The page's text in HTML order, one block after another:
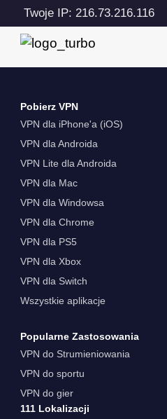
Twoje IP: 216.73.216.116
Pobierz VPN
VPN dla iPhone'a (iOS)
VPN dla Androida
VPN Lite dla Androida
VPN dla Mac
VPN dla Windowsa
VPN dla Chrome
VPN dla PS5
VPN dla Xbox
VPN dla Switch
Wszystkie aplikacje
Popularne Zastosowania
VPN do Strumieniowania
VPN do sportu
VPN do gier
111 Lokalizacji